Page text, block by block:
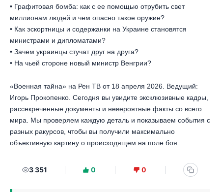
• Графитовая бомба: как с ее помощью отрубить свет
миллионам людей и чем опасно такое оружие?
• Как эскортницы и содержанки на Украине становятся
министрами и дипломатами?
• Зачем украинцы стучат друг на друга?
• На чьей стороне новый министр Венгрии?
«Военная тайна» на Рен ТВ от 18 апреля 2026. Ведущий:
Игорь Прокопенко. Сегодня вы увидите эксклюзивные кадры,
рассекреченные документы и невероятные факты со всего
мира. Мы проверяем каждую деталь и показываем события с
разных ракурсов, чтобы вы получили максимально
объективную картину о происходящем на поле боя.
3 351 0 0